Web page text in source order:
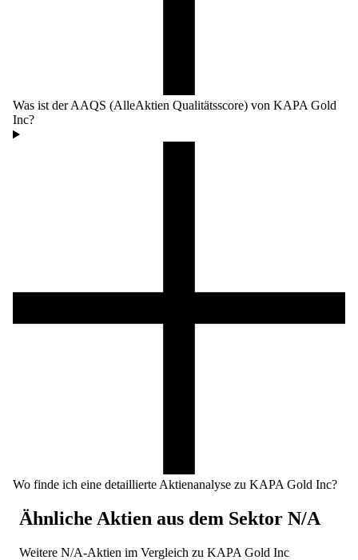
Was ist der AAQS (AlleAktien Qualitätsscore) von KAPA Gold
Inc?
Wo finde ich eine detaillierte Aktienanalyse zu KAPA Gold Inc?
Ähnliche Aktien aus dem Sektor N/A
Weitere N/A-Aktien im Vergleich zu KAPA Gold Inc